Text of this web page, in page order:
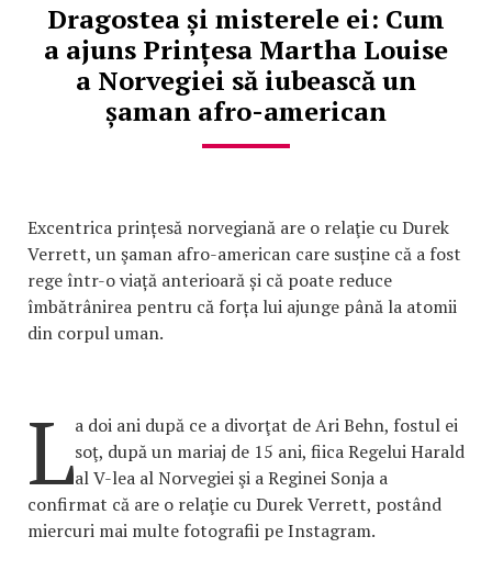
Dragostea și misterele ei: Cum
a ajuns Prințesa Martha Louise
a Norvegiei să iubească un
șaman afro-american
Excentrica prințesă norvegiană are o relaţie cu Durek
Verrett, un şaman afro-american care susține că a fost
rege într-o viață anterioară și că poate reduce
îmbătrânirea pentru că forța lui ajunge până la atomii
din corpul uman.
La doi ani după ce a divorţat de Ari Behn, fostul ei
soţ, după un mariaj de 15 ani, fiica Regelui Harald
al V-lea al Norvegiei şi a Reginei Sonja a
confirmat că are o relaţie cu Durek Verrett, postând
miercuri mai multe fotografii pe Instagram.